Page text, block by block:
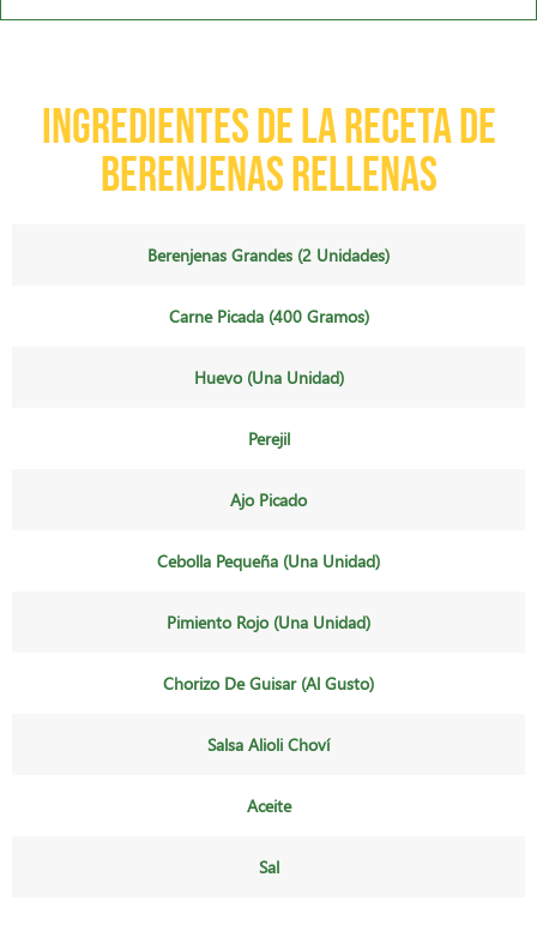
Ingredientes de la receta de
berenjenas rellenas
Berenjenas Grandes (2 Unidades)
Carne Picada (400 Gramos)
Huevo (una Unidad)
Perejil
Ajo Picado
Cebolla Pequeña (una Unidad)
Pimiento Rojo (una Unidad)
Chorizo De Guisar (al Gusto)
Salsa Alioli Choví
Aceite
Sal